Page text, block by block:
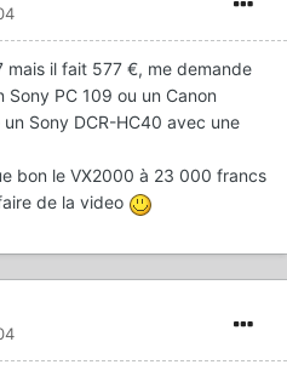
mais il fait 577 €, me demande
PC 109 ou un Canon
Sony DCR-HC40 avec une
bon le VX2000 à 23 000 francs
de la video